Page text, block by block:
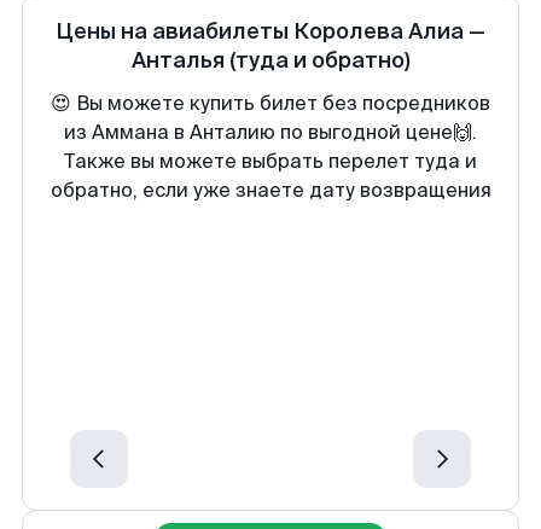
Цены на авиабилеты Королева Алиа —
Анталья (туда и обратно)
😍 Вы можете купить билет без посредников
из Аммана в Анталию по выгодной цене🙌.
Также вы можете выбрать перелет туда и
обратно, если уже знаете дату возвращения